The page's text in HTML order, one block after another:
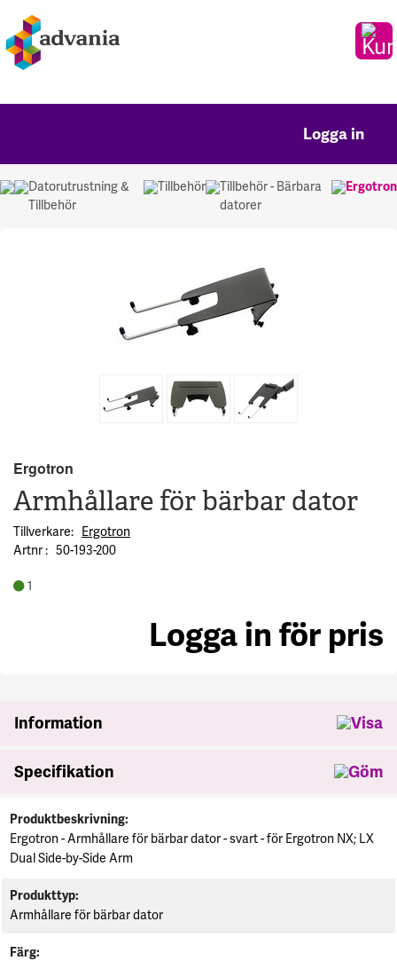
Logga in
Datorutrustning &
Tillbehör
Tillbehör
Tillbehör - Bärbara
datorer
Ergotron
Ergotron
Armhållare för bärbar dator
Tillverkare
Ergotron
Artnr
50-193-200
1
Logga in för pris
Information
Specifikation
Produktbeskrivning
Ergotron - Armhållare för bärbar dator - svart - för Ergotron NX; LX
Dual Side-by-Side Arm
Produkttyp
Armhållare för bärbar dator
Färg